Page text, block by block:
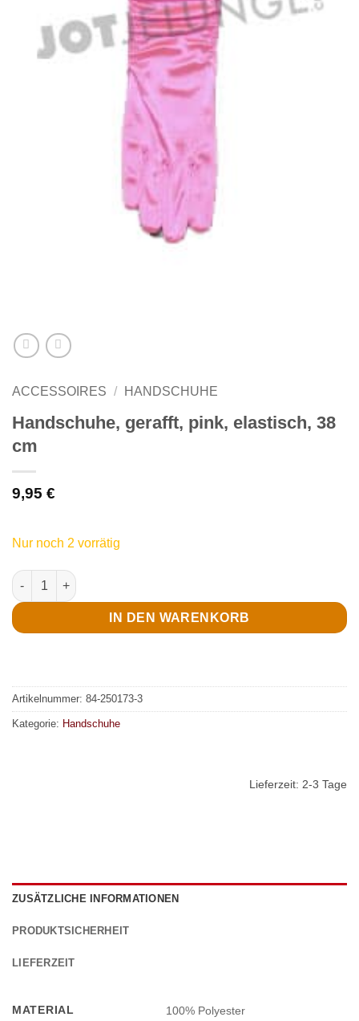
ACCESSOIRES / HANDSCHUHE
Handschuhe, gerafft, pink, elastisch, 38
cm
9,95 €
Nur noch 2 vorrätig
Handschuhe, gerafft, pink, elastisch, 38 cm Menge
IN DEN WARENKORB
Artikelnummer: 84-250173-3
Kategorie: Handschuhe
Lieferzeit: 2-3 Tage
ZUSÄTZLICHE INFORMATIONEN
PRODUKTSICHERHEIT
LIEFERZEIT
MATERIAL 100% Polyester